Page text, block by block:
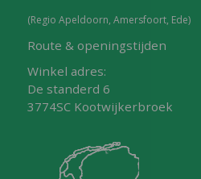
(Regio Apeldoorn, Amersfoort, Ede)
Route & openingstijden
Winkel adres:
De standerd 6
3774SC Kootwijkerbroek